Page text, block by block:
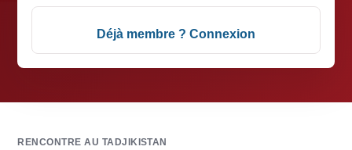
Déjà membre ? Connexion
RENCONTRE AU TADJIKISTAN